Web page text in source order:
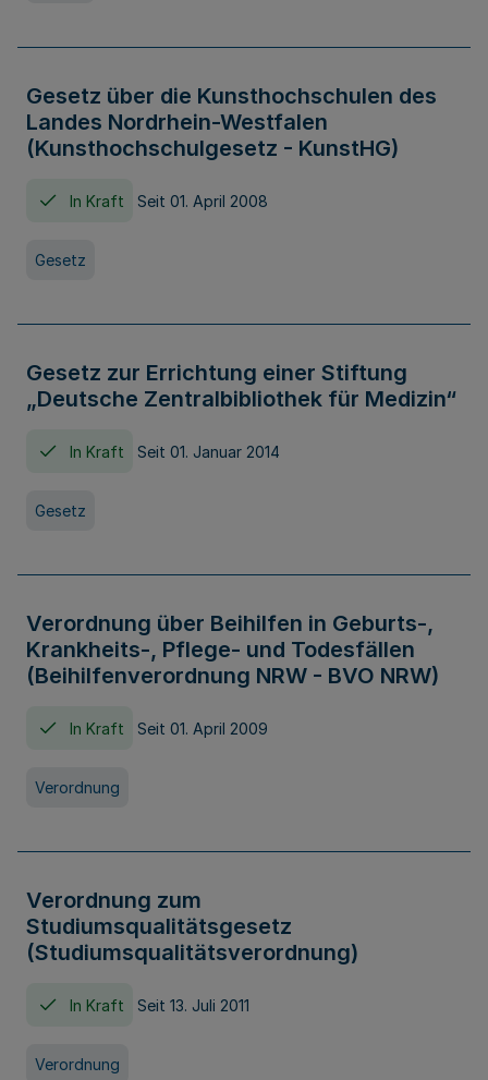
Gesetz über die Kunsthochschulen des
Landes Nordrhein-Westfalen
(Kunsthochschulgesetz - KunstHG)
In Kraft Seit 01. April 2008
Gesetz
Gesetz zur Errichtung einer Stiftung
„Deutsche Zentralbibliothek für Medizin“
In Kraft Seit 01. Januar 2014
Gesetz
Verordnung über Beihilfen in Geburts-,
Krankheits-, Pflege- und Todesfällen
(Beihilfenverordnung NRW - BVO NRW)
In Kraft Seit 01. April 2009
Verordnung
Verordnung zum
Studiumsqualitätsgesetz
(Studiumsqualitätsverordnung)
In Kraft Seit 13. Juli 2011
Verordnung